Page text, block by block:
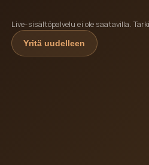
Live-sisältöpalvelu ei ole saatavilla.
Yritä uudelleen